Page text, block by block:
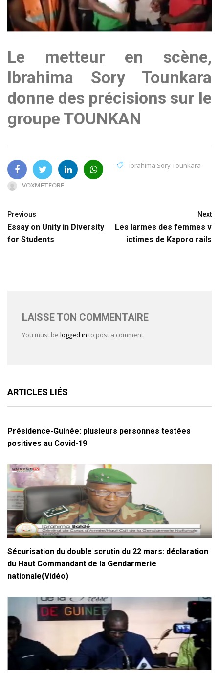
Le metteur en scène,
Ibrahima Sory Tounkara
donne des précisions sur le
groupe TOUNKAN
Ibrahima Sory Tounkara
VOXMETEORE
Previous
Essay on Unity in Diversity
for Students
Next
Les larmes des femmes v
ictimes de Kaporo rails
LAISSE TON COMMENTAIRE
You must be logged in to post a comment.
ARTICLES LIÉS
Présidence-Guinée: plusieurs personnes testées
positives au Covid-19
Sécurisation du double scrutin du 22 mars: déclaration
du Haut Commandant de la Gendarmerie
nationale(Vidéo)